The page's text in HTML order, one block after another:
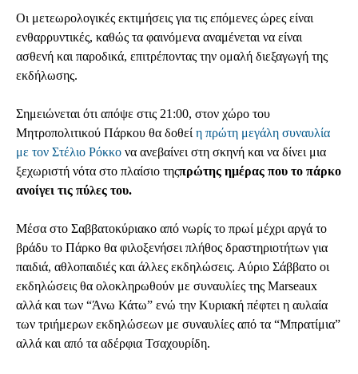
Οι μετεωρολογικές εκτιμήσεις για τις επόμενες ώρες είναι
ενθαρρυντικές, καθώς τα φαινόμενα αναμένεται να είναι
ασθενή και παροδικά, επιτρέποντας την ομαλή διεξαγωγή της
εκδήλωσης.
Σημειώνεται ότι απόψε στις 21:00, στον χώρο του
Μητροπολιτικού Πάρκου θα δοθεί η πρώτη μεγάλη συναυλία
με τον Στέλιο Ρόκκο να ανεβαίνει στη σκηνή και να δίνει μια
ξεχωριστή νότα στο πλαίσιο τηςπρώτης ημέρας που το πάρκο
ανοίγει τις πύλες του.
Μέσα στο Σαββατοκύριακο από νωρίς το πρωί μέχρι αργά το
βράδυ το Πάρκο θα φιλοξενήσει πλήθος δραστηριοτήτων για
παιδιά, αθλοπαιδιές και άλλες εκδηλώσεις. Αύριο Σάββατο οι
εκδηλώσεις θα ολοκληρωθούν με συναυλίες της Marseaux
αλλά και των “Άνω Κάτω” ενώ την Κυριακή πέφτει η αυλαία
των τριήμερων εκδηλώσεων με συναυλίες από τα “Μπρατίμια”
αλλά και από τα αδέρφια Τσαχουρίδη.